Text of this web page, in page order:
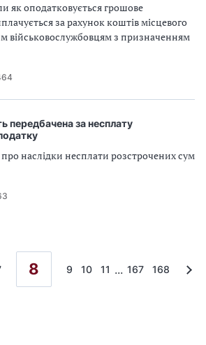
як оподатковується грошове
за рахунок коштів місцевого
військовослужбовцям з призначенням
передбачена за несплату
про наслідки несплати розстрочених сум
8 9 10 11 ... 167 168